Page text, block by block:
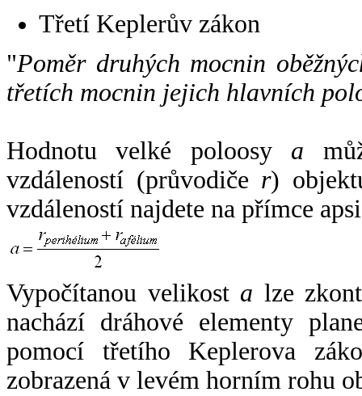
Třetí Keplerův zákon
"Poměr druhých mocnin
třetích mocnin jejich hlavních
Hodnotu velké poloosy a
vzdáleností (průvodiče r)
vzdáleností najdete na přímce
Vypočítanou velikost a lze
nachází dráhové elementy
pomocí třetího Keplerova
zobrazená v levém horním rohu